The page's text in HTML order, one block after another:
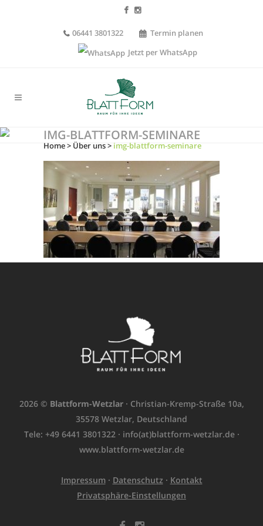
06441 3801322
Termin planen
Jetzt per WhatsApp
IMG-BLATTFORM-SEMINARE
Home> Über uns> img-blattform-seminare
2026 © Blattform-Wetzlar· Christian-Kremp-Straße 10a,
35578 Wetzlar, Deutschland
Tele: +49 6441 3801322 · info(at)blattform-wetzlar.de·
www.blattform-wetzlar.de
Impressum· Datenschutz · Kontakt
Privatsphäre-Einstellungen